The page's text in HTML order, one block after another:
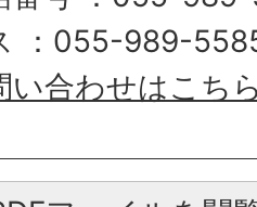
：055-989-
い合わせはこち